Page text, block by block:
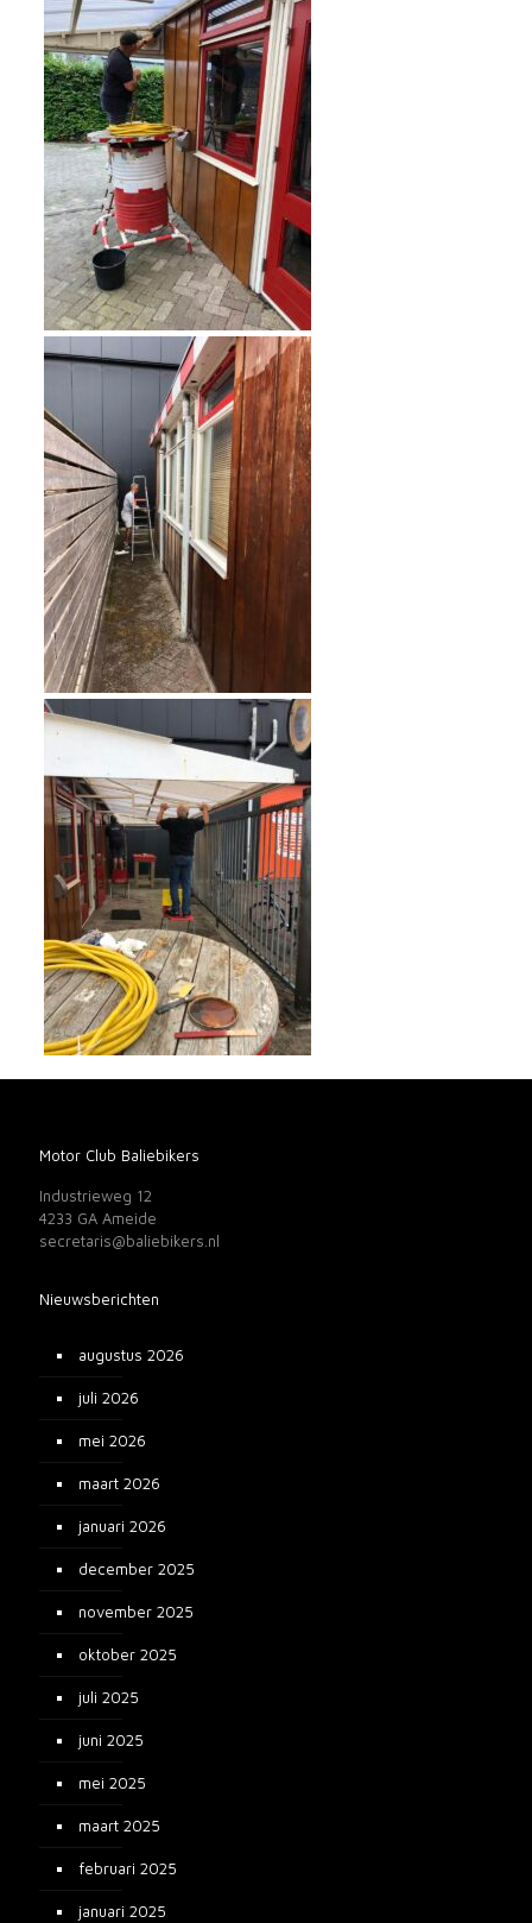
Motor Club Baliebikers
Industrieweg 12
4233 GA Ameide
secretaris@baliebikers.nl
Nieuwsberichten
augustus 2026
juli 2026
mei 2026
maart 2026
januari 2026
december 2025
november 2025
oktober 2025
juli 2025
juni 2025
mei 2025
maart 2025
februari 2025
januari 2025